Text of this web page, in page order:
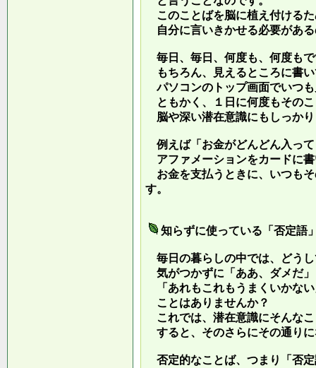
このことばを脳に植え付ける
自分に言いきかせる必要があ
毎日、毎日、何度も、何度も
もちろん、見えるところに書
パソコンのトップ画面でいつ
ともかく、１日に何度もその
脳や深い潜在意識にもしっか
例えば「お金がどんどん入っ
アファメーションをカードに
お金を支払うときに、いつも
す。
知らずに使っている「否定語
毎日の暮らしの中では、どう
気がつかずに「ああ、ダメだ
「あれもこれもうまくいかな
ことはありませんか？
これでは、潜在意識にそんな
すると、そのさらにその通り
否定的なことば、つまり「否